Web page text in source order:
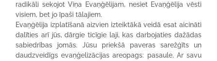
radikāli sekojot Viņa Evaņģēlijam, nesiet Evaņģēlija vēsti
visiem, bet jo īpaši tālajiem.
Evaņģēlija izplatīšanā aizvien izteiktākā veidā esat aicināti
dalīties arī jūs, dārgie ticīgie laji, kas darbojaties dažādas
sabiedrības jomās. Jūsu priekšā paveras sarežģīts un
daudzveidīgs evaņģelizācijas areopags: pasaule. Ar savu